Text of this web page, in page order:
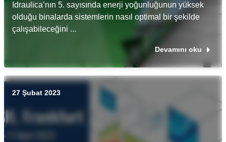
Idraulica’nın 5. sayısında enerji yoğunluğunun yüksek
olduğu binalarda sistemlerin nasıl optimal bir şekilde
çalışabileceğini ...
Devamını oku
27 Şubat 2023